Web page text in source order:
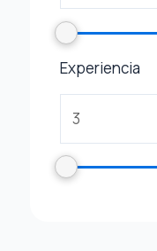
Experiencia